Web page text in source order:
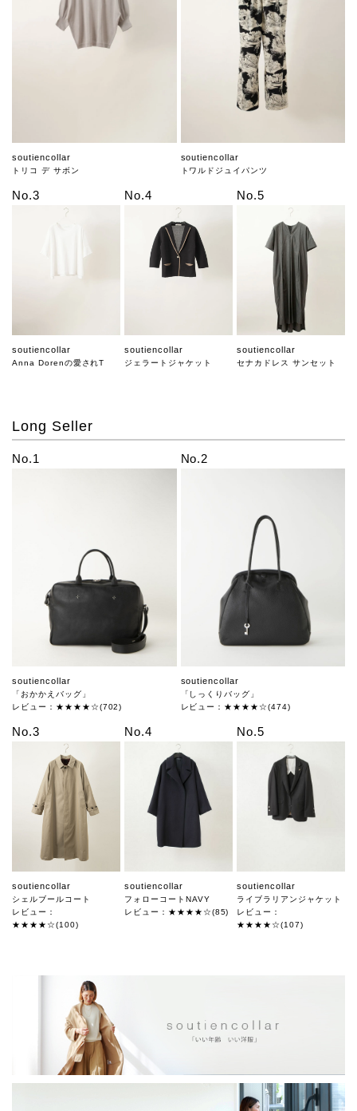
soutiencollar
トリコ デ サボン
soutiencollar
トワルドジュイパンツ
No.3
soutiencollar
Anna Dorenの愛されT
No.4
soutiencollar
ジェラートジャケット
No.5
soutiencollar
セナカドレス サンセット
Long Seller
No.1
soutiencollar
「おかかえバッグ」
レビュー：★★★★☆(702)
No.2
soutiencollar
「しっくりバッグ」
レビュー：★★★★☆(474)
No.3
soutiencollar
シェルブールコート
レビュー：
★★★★☆(100)
No.4
soutiencollar
フォローコートNAVY
レビュー：★★★★☆(85)
No.5
soutiencollar
ライブラリアンジャケット
レビュー：
★★★★☆(107)